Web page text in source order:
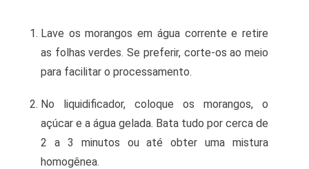
Lave os morangos em água corrente e retire
as folhas verdes. Se preferir, corte-os ao meio
para facilitar o processamento.
No liquidificador, coloque os morangos, o
açúcar e a água gelada. Bata tudo por cerca de
2 a 3 minutos ou até obter uma mistura
homogênea.